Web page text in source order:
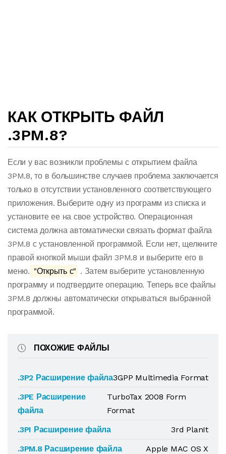
КАК ОТКРЫТЬ ФАЙЛ
.3PM.8?
Если у вас возникли проблемы с открытием файла
3PM.8, то в большинстве случаев проблема заключается
только в отсутствии установленного соответствующего
приложения. Выберите одну из программ из списка и
установите ее на свое устройство. Операционная
система должна автоматически связать формат файла
3PM.8 с установленной программой. Если нет, щелкните
правой кнопкой мыши файл 3PM.8 и выберите его в
меню. "Открыть с" . Затем выберите установленную
программу и подтвердите операцию. Теперь все файлы
3PM.8 должны автоматически открываться выбранной
программой.
ПОХОЖИЕ ФАЙЛЫ
.3P2 Расширение файла3GPP Multimedia Format
.3PE Расширение
файла
TurboTax 2008 Form
Format
.3PI Расширение файла
3rd PlanIt
.3PM.8 Расширение файла
Apple MAC OS X